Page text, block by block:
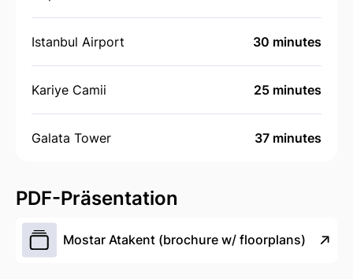
Istanbul Airport 30 minutes
Kariye Camii 25 minutes
Galata Tower 37 minutes
PDF-Präsentation
Mostar Atakent (brochure w/ floorplans)